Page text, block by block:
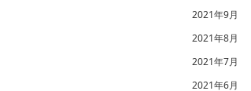
2021年9月
2021年8月
2021年7月
2021年6月